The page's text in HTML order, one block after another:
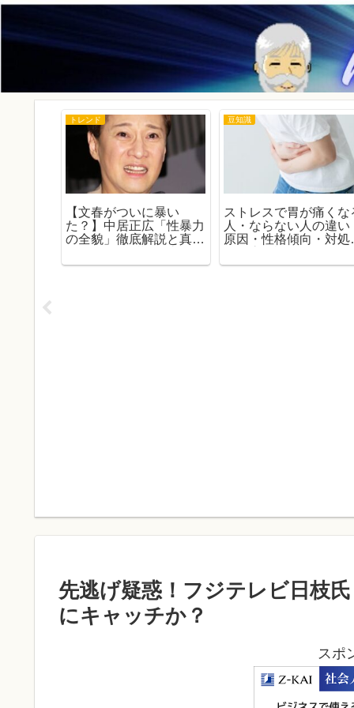
トレンド
【文春がついに暴い
た？】中居正広「性暴力
の全貌」徹底解説と真実
全履歴と社会への波紋
豆知識
ストレスで胃が痛くな
人・ならない人の違い
原因・性格傾向・対処
先逃げ疑惑！フジテレビ日枝
にキャッチか？
スポ